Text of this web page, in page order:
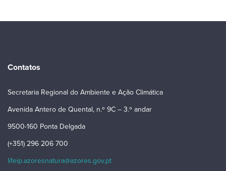
Contatos
Secretaria Regional do Ambiente e Ação Climática
Avenida Antero de Quental, n.º 9C – 3.º andar
9500-160 Ponta Delgada
(+351) 296 206 700
lifeip.azoresnatura@azores.gov.pt